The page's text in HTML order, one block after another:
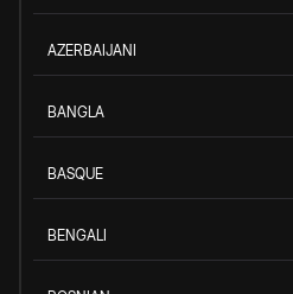
AZERBAIJANI
BANGLA
BASQUE
BENGALI